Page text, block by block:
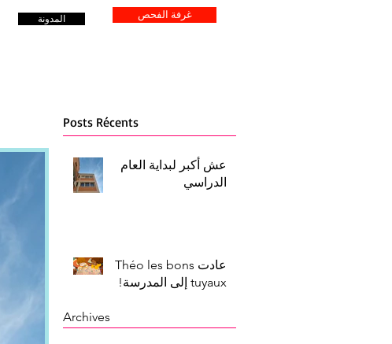
المدونة غرفة الفحص
Posts Récents
عش أكبر لبداية العام
الدراسي
عادت Théo les bons
tuyaux إلى المدرسة!
Archives